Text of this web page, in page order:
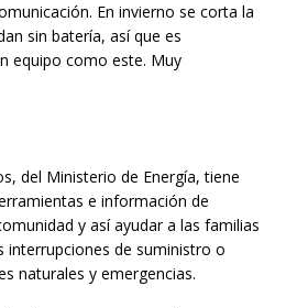
En invierno se corta la
sin batería, así que es
equipo como este. Muy
del Ministerio de Energía, tiene
e información de
y así ayudar a las familias
de suministro o
naturales y emergencias.